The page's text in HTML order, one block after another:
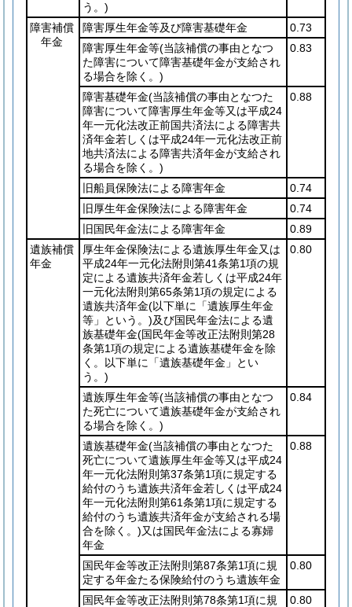
う。)
障害補償
年金
障害厚生年金等及び障害基礎年金
0.73
障害厚生年金等(当該補償の事由となつ
た障害について障害基礎年金が支給され
る場合を除く。)
0.83
障害基礎年金(当該補償の事由となつた
障害について障害厚生年金等又は平成24
年一元化法改正前国共済法による障害共
済年金若しくは平成24年一元化法改正前
地共済法による障害共済年金が支給され
る場合を除く。)
0.88
旧船員保険法による障害年金
0.74
旧厚生年金保険法による障害年金
0.74
旧国民年金法による障害年金
0.89
遺族補償
年金
厚生年金保険法による遺族厚生年金又は
平成24年一元化法附則第41条第1項の規
定による遺族共済年金若しくは平成24年
一元化法附則第65条第1項の規定による
遺族共済年金(以下単に「遺族厚生年金
等」という。)及び国民年金法による遺
族基礎年金(国民年金等改正法附則第28
条第1項の規定による遺族基礎年金を除
く。以下単に「遺族基礎年金」とい
う。)
0.80
遺族厚生年金等(当該補償の事由となつ
た死亡について遺族基礎年金が支給され
る場合を除く。)
0.84
遺族基礎年金(当該補償の事由となつた
死亡について遺族厚生年金等又は平成24
年一元化法附則第37条第1項に規定する
給付のうち遺族共済年金若しくは平成24
年一元化法附則第61条第1項に規定する
給付のうち遺族共済年金が支給される場
合を除く。)又は国民年金法による寡婦
年金
0.88
国民年金等改正法附則第87条第1項に規
定する年金たる保険給付のうち遺族年金
0.80
国民年金等改正法附則第78条第1項に規
0.80